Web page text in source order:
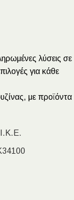
λύσεις σε
για κάθε
με προϊόντα